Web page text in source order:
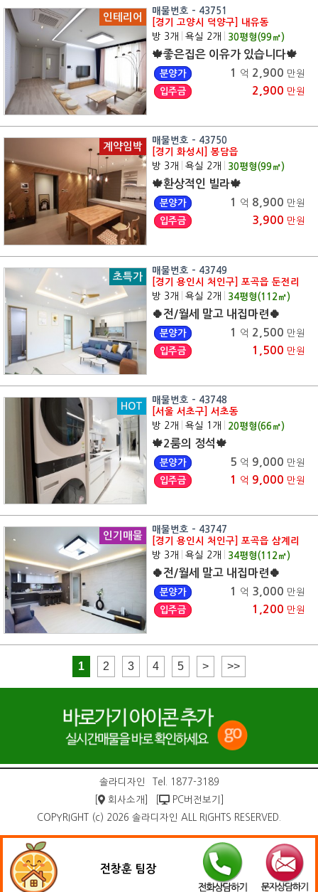
인테리어
매물번호 - 43751
[경기 고양시 덕양구] 내유동
방 3개
욕실 2개 30평형(99㎡)
🍁좋은집은 이유가 있습니다🍁
분양가 1 억 2,900 만원
입주금
2,900 만원
계약임박
매물번호 - 43750
[경기 화성시] 봉담읍
방 3개
욕실 2개 30평형(99㎡)
🍁환상적인 빌라🍁
분양가 1 억 8,900 만원
입주금
3,900 만원
초특가
매물번호 - 43749
[경기 용인시 처인구] 포곡읍 둔전리
방 3개
욕실 2개 34평형(112 ㎡)
🍀전/월세 말고 내집마련🍀
분양가 1 억 2,500 만원
입주금
1,500 만원
HOT
매물번호 - 43748
[서울 서초구] 서초동
방 2개
욕실 1개 20평형(66㎡)
🍁2룸의 정석🍁
분양가 5 억 9,000 만원
입주금
1 억 9,000 만원
인기매물
매물번호 - 43747
[경기 용인시 처인구] 포곡읍 삼계리
방 3개
욕실 2개 34평형(112 ㎡)
🍀전/월세 말고 내집마련🍀
분양가 1 억 3,000 만원
입주금
1,200 만원
1 2 3 4 5 > >>
솔라디자인
Tel. 1877-3189
회사소개]
PC버전보기]
COPYRIGHT (c) 2026 솔라디자인 ALL RIGHTS RESERVED.
전창훈 팀장